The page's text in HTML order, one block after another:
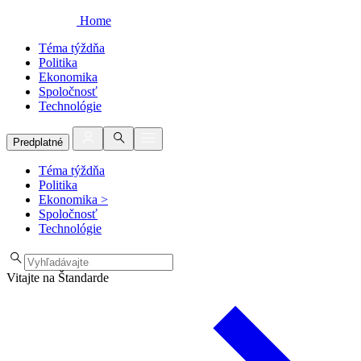
Home
Téma týždňa
Politika
Ekonomika
Spoločnosť
Technológie
Predplatné
Téma týždňa
Politika
Ekonomika >
Spoločnosť
Technológie
Vitajte na Štandarde